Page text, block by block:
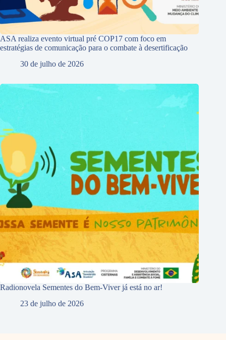
ASA realiza evento virtual pré COP17 com foco em
estratégias de comunicação para o combate à desertificação
30 de julho de 2026
Radionovela Sementes do Bem-Viver já está no ar!
23 de julho de 2026